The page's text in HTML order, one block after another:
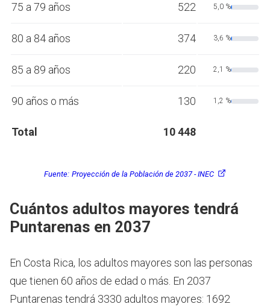
75 a 79 años 522 5,0 %
80 a 84 años 374 3,6 %
85 a 89 años 220 2,1 %
90 años o más 130 1,2 %
Total 10 448
Fuente: Proyección de la Población de 2037 - INEC
Cuántos adultos mayores tendrá
Puntarenas en 2037
En Costa Rica, los adultos mayores son las personas
que tienen 60 años de edad o más. En 2037
Puntarenas tendrá 3330 adultos mayores: 1692